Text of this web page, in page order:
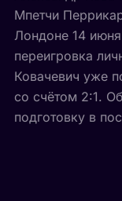
Мпетчи
Лондоне 14
переигровка
Ковачевич уже
со счётом 2:1.
подготовку в